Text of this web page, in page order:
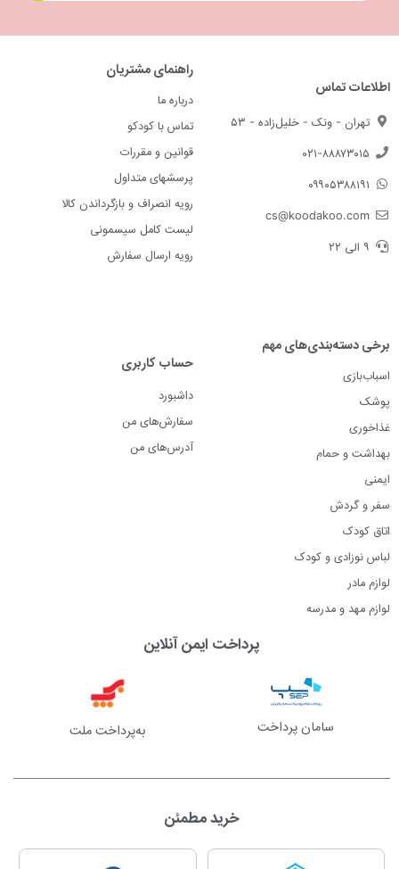
اطلاعات تماس
تهران - ونک - خلیل‌زاده - ۵۳
۰۲۱-۸۸۸۷۳۰۱۵
۰۹۹۰۵۳۸۸۱۹۱
cs@koodakoo.com
۹ الی ۲۲
راهنمای مشتریان
درباره ما
تماس با کودکو
قوانین و مقررات
پرسشهای متداول
رویه انصراف و بازگرداندن کالا
لیست کامل سیسمونی
رویه ارسال سفارش
برخی دسته‌بندی‌های مهم
اسباب‌بازی
پوشک
غذاخوری
بهداشت و حمام
ایمنی
سفر و گردش
اتاق کودک
لباس نوزادی و کودک
لوازم مادر
لوازم مهد و مدرسه
حساب کاربری
داشبورد
سفارش‌های من
آدرس‌های من
پرداخت ایمن آنلاین
سامان پرداخت به‌پرداخت ملت
خرید مطمئن